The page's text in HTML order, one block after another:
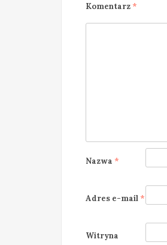
Komentarz *
Nazwa *
Adres e-mail *
Witryna